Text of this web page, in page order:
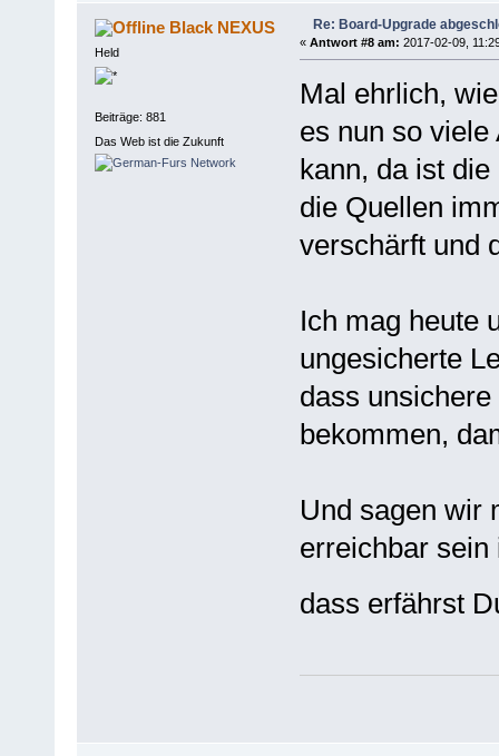
Black NEXUS
Held
Beiträge: 881
Das Web ist die Zukunft
Re: Board-Upgrade
« Antwort #8 am: 2017-02-09,
Mal ehrlich,
es nun so
kann, da ist
die Quellen
verschärft und
Ich mag heute
ungesicherte
dass
bekommen,
Und sagen wir
erreichbar
dass erfährst